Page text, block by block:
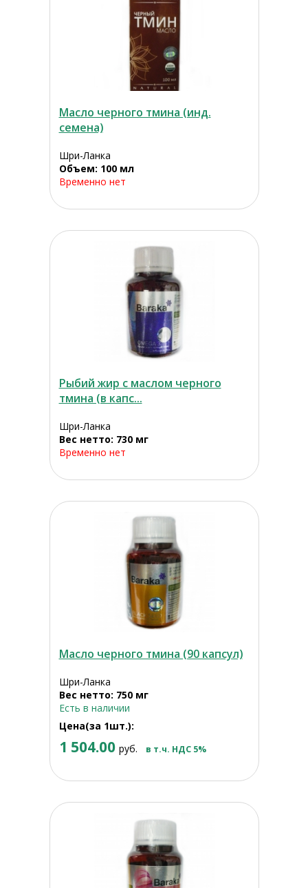
Масло черного тмина (инд.
семена)
Шри-Ланка
Объем: 100 мл
Временно нет
Рыбий жир с маслом черного
тмина (в капс...
Шри-Ланка
Вес нетто: 730 мг
Временно нет
Масло черного тмина (90 капсул)
Шри-Ланка
Вес нетто: 750 мг
Есть в наличии
Цена(за 1шт.):
1 504.00 руб. в т.ч. НДС 5%